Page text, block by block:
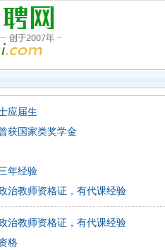
应届生
获国家类奖学金
年经验
治教师资格证，有代课经验
治教师资格证，有代课经验
格